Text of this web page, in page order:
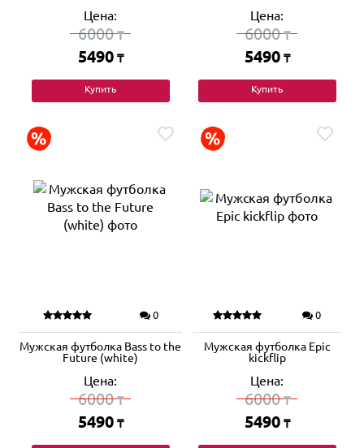
Цена:
6000₸
5490 ₸
Купить
Цена:
6000₸
5490 ₸
Купить
0
Мужская футболка Bass to the
Future (white)
Цена:
6000₸
5490 ₸
0
Мужская футболка Epic
kickflip
Цена:
6000₸
5490 ₸